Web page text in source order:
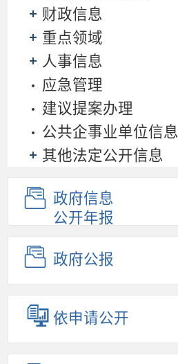
财政信息
重点领域
人事信息
应急管理
建议提案办理
公共企事业单位信息
其他法定公开信息
政府信息
公开年报
政府公报
依申请公开